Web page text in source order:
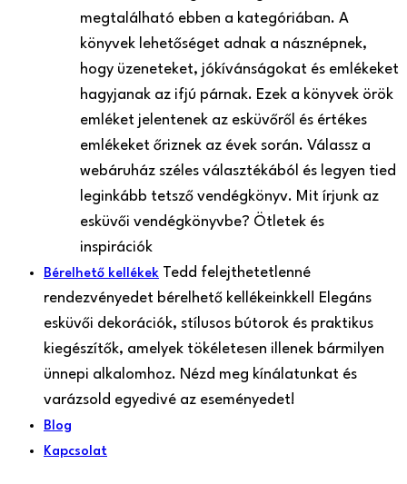
megtalálható ebben a kategóriában. A
könyvek lehetőséget adnak a násznépnek,
hogy üzeneteket, jókívánságokat és emlékeket
hagyjanak az ifjú párnak. Ezek a könyvek örök
emléket jelentenek az esküvőről és értékes
emlékeket őriznek az évek során. Válassz a
webáruház széles választékából és legyen tied
leginkább tetsző vendégkönyv. Mit írjunk az
esküvői vendégkönyvbe? Ötletek és
inspirációk
Bérelhető kellékek Tedd felejthetetlenné
rendezvényedet bérelhető kellékeinkkel! Elegáns
esküvői dekorációk, stílusos bútorok és praktikus
kiegészítők, amelyek tökéletesen illenek bármilyen
ünnepi alkalomhoz. Nézd meg kínálatunkat és
varázsold egyedivé az eseményedet!
Blog
Kapcsolat